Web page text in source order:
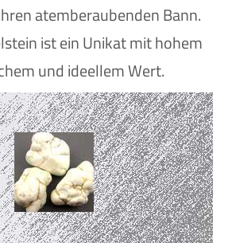
atemberaubenden Bann.
ist ein Unikat mit hohem
und ideellem Wert.